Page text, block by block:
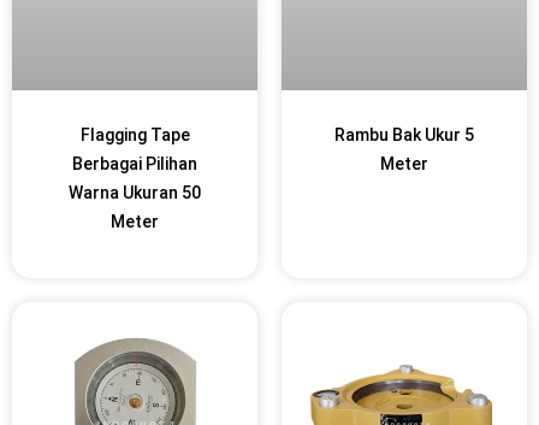
Flagging Tape
Berbagai Pilihan
Warna Ukuran 50
Meter
Rambu Bak Ukur 5
Meter